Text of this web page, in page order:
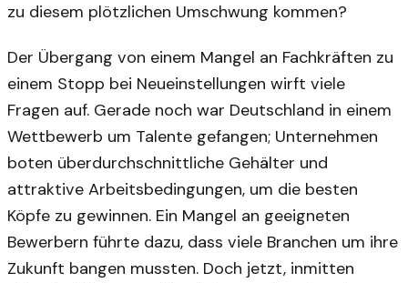
zu diesem plötzlichen Umschwung kommen?
Der Übergang von einem Mangel an Fachkräften zu
einem Stopp bei Neueinstellungen wirft viele
Fragen auf. Gerade noch war Deutschland in einem
Wettbewerb um Talente gefangen; Unternehmen
boten überdurchschnittliche Gehälter und
attraktive Arbeitsbedingungen, um die besten
Köpfe zu gewinnen. Ein Mangel an geeigneten
Bewerbern führte dazu, dass viele Branchen um ihre
Zukunft bangen mussten. Doch jetzt, inmitten